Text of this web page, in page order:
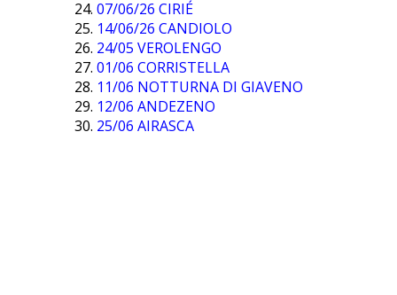
07/06/26 CIRIÉ
14/06/26 CANDIOLO
24/05 VEROLENGO
01/06 CORRISTELLA
11/06 NOTTURNA DI GIAVENO
12/06 ANDEZENO
25/06 AIRASCA